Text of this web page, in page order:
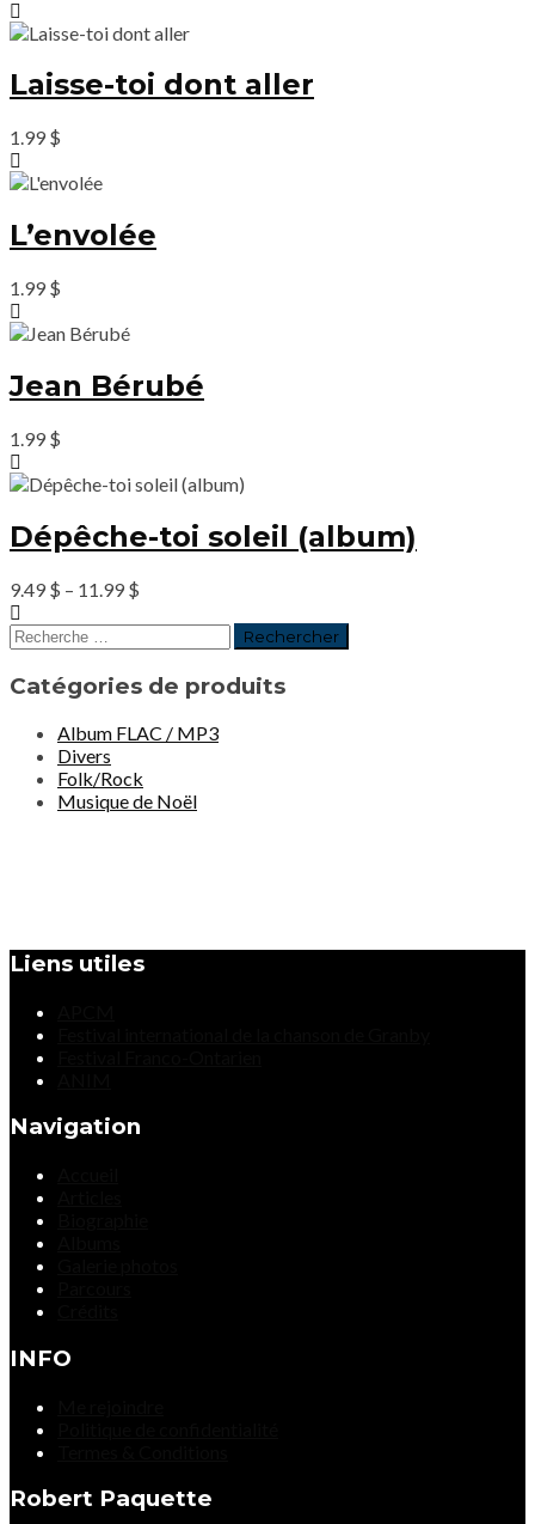
Laisse-toi dont aller
1.99 $
L’envolée
1.99 $
Jean Bérubé
1.99 $
Dépêche-toi soleil (album)
9.49 $ – 11.99 $
Catégories de produits
Album FLAC / MP3
Divers
Folk/Rock
Musique de Noël
Liens utiles
Navigation
INFO
Robert Paquette